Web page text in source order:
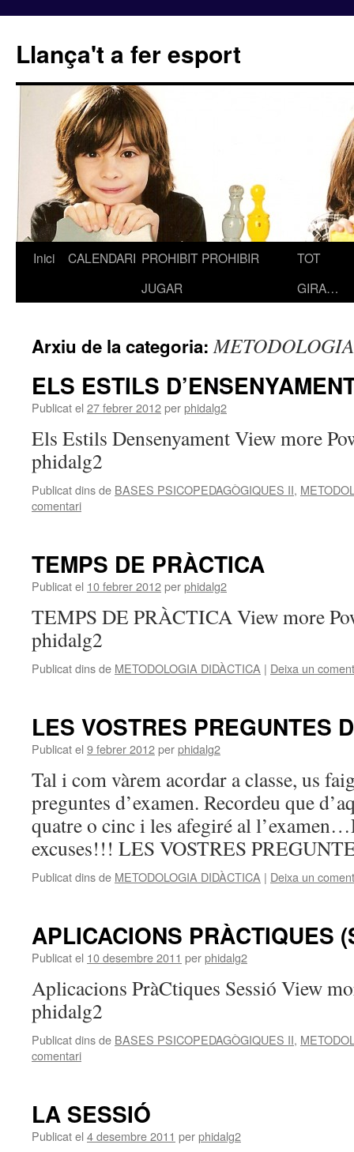
Llança't a fer esport
Vés
Inici CALENDARI PROHIBIT PROHIBIR
JUGAR
TOT
GIRA…
Arxiu de la categoria:
ELS ESTILS
Publicat el 27 febrer 2012perphidalg2
Els Estils Densenyament View more
phidalg2
Publicat dins de BASES PSICOPEDAGÒGIQUES II,
comentari
TEMPS DE PRÀCTICA
Publicat el 10 febrer 2012perphidalg2
TEMPS DE PRÀCTICA View more
phidalg2
Publicat dins de METODOLOGIA DIDÀCTICA | Deixa un
LES VOSTRES PREGUNTES
Publicat el 9 febrer 2012perphidalg2
Tal i com vàrem acordar a classe, us
preguntes d’examen. Recordeu que
quatre o cinc i les afegiré al
excuses!!! LES VOSTRES
Publicat dins de METODOLOGIA DIDÀCTICA | Deixa un
APLICACIONS PRÀCTIQUES
Publicat el 10 desembre 2011 perphidalg2
Aplicacions PràCtiques Sessió View
phidalg2
Publicat dins de BASES PSICOPEDAGÒGIQUES II,
comentari
LA SESSIÓ
Publicat el 4 desembre 2011 perphidalg2